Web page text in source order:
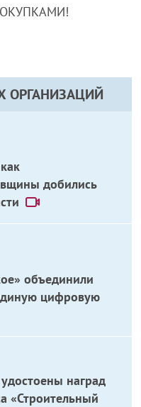
ОРГАНИЗАЦИЙ
добились
объединили
цифровую
наград
«Строительный